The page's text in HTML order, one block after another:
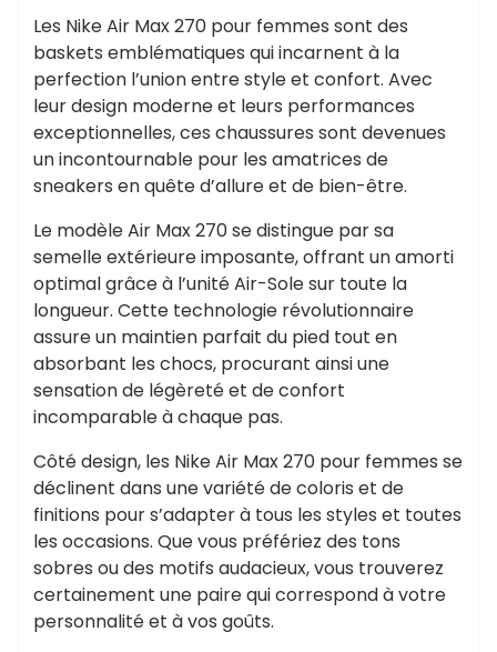
Les Nike Air Max 270 pour femmes sont des
baskets emblématiques qui incarnent à la
perfection l’union entre style et confort. Avec
leur design moderne et leurs performances
exceptionnelles, ces chaussures sont devenues
un incontournable pour les amatrices de
sneakers en quête d’allure et de bien-être.
Le modèle Air Max 270 se distingue par sa
semelle extérieure imposante, offrant un amorti
optimal grâce à l’unité Air-Sole sur toute la
longueur. Cette technologie révolutionnaire
assure un maintien parfait du pied tout en
absorbant les chocs, procurant ainsi une
sensation de légèreté et de confort
incomparable à chaque pas.
Côté design, les Nike Air Max 270 pour femmes se
déclinent dans une variété de coloris et de
finitions pour s’adapter à tous les styles et toutes
les occasions. Que vous préfériez des tons
sobres ou des motifs audacieux, vous trouverez
certainement une paire qui correspond à votre
personnalité et à vos goûts.